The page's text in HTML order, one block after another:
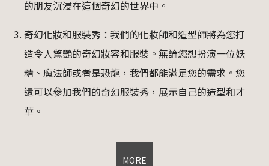
的朋友沉浸在這個奇幻的世界中。
奇幻化妝和服裝秀：我們的化妝師和造型師將為您打
造令人驚艷的奇幻妝容和服裝。無論您想扮演一位妖
精、魔法師或者是恐龍，我們都能滿足您的需求。您
還可以參加我們的奇幻服裝秀，展示自己的造型和才
華。
MORE